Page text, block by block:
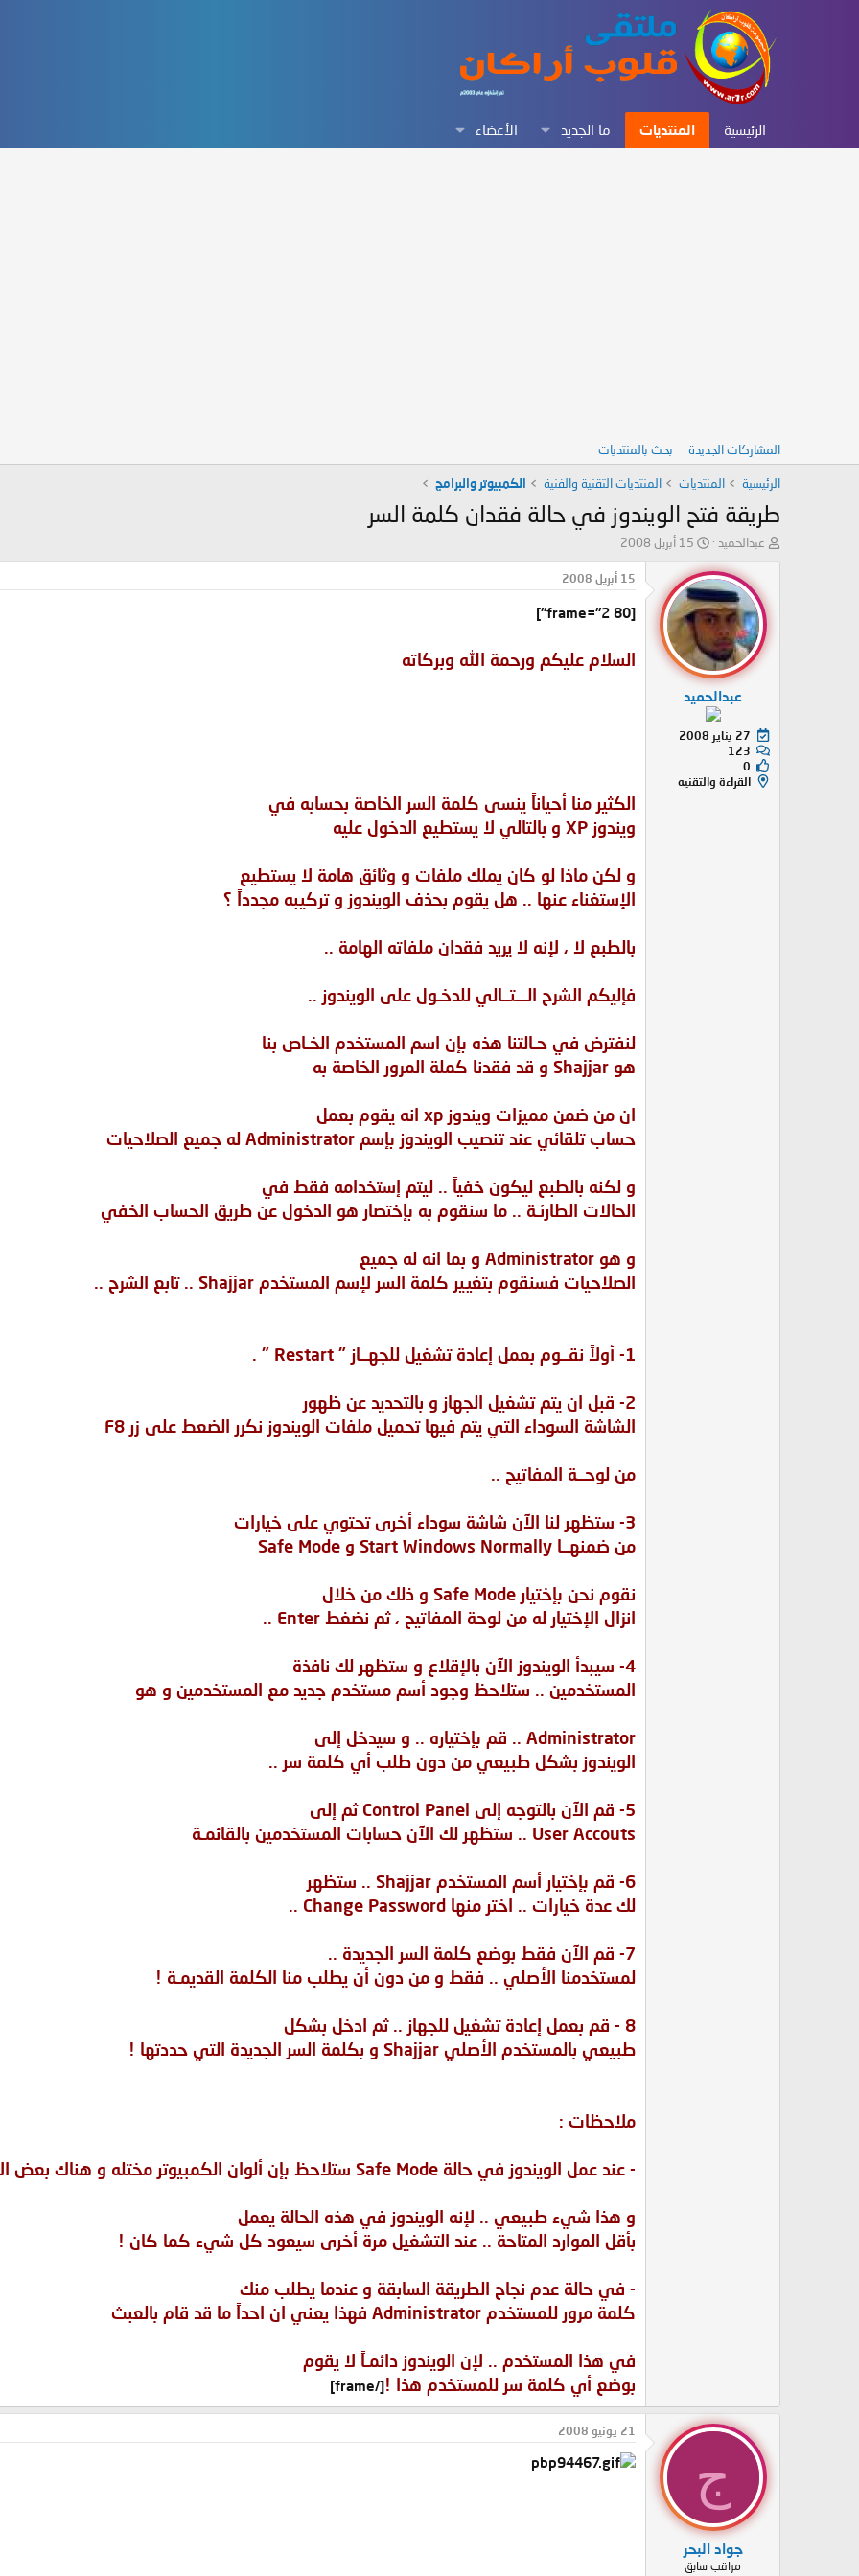
الرئيسية المنتديات ما الجديد الأعضاء
المشاركات الجديدة بحث بالمنتديات
الرئيسية المنتديات المنتديات التقنية والفنية الكمبيوتر والبرامج
طريقة فتح الويندوز في حالة فقدان كلمة السر
ب
ئ
ا
ل
م
و
عبدالحميد
ت
ر
ي
خ
ا
ل
ب
د
ء
15 أبريل 2008
عبدالحميد
27 يناير 2008
123
0
القراءة والتقنيه
15 أبريل 2008
[frame="2 80"]
السلام عليكم ورحمة الله وبركاته
الكثير منا أحياناً ينسى كلمة السر الخاصة بحسابه في
ويندوز XP و بالتالي لا يستطيع الدخول عليه
و لكن ماذا لو كان يملك ملفات و وثائق هامة لا يستطيع
الإستغناء عنها .. هل يقوم بحذف الويندوز و تركيبه مجدداً ؟
بالطبع لا ، لإنه لا يريد فقدان ملفاته الهامة ..
فإليكم الشرح الـــتــالي للدخـول على الويندوز ..
لنفترض في حـالتنا هذه بإن اسم المستخدم الخـاص بنا
هو Shajjar و قد فقدنا كملة المرور الخاصة به
ان من ضمن مميزات ويندوز xp انه يقوم بعمل
حساب تلقائي عند تنصيب الويندوز بإسم Administrator له جميع الصلاحيات
و لكنه بالطبع ليكون خفياً .. ليتم إستخدامه فقط في
الحالات الطارئـة .. ما سنقوم به بإختصار هو الدخول عن طريق الحساب الخفي
و هو Administrator و بما انه له جميع
الصلاحيات فسنقوم بتغيير كلمة السر لإسم المستخدم Shajjar .. تابع الشرح ..
1- أولاً نقــوم بعمل إعادة تشغيل للجهــاز " Restart " .
2- قبل ان يتم تشغيل الجهاز و بالتحديد عن ظهور
الشاشة السوداء التي يتم فيها تحميل ملفات الويندوز نكرر الضعط على زر F8
من لوحــة المفاتيح ..
3- ستظهر لنا الآن شاشة سوداء أخرى تحتوي على خيارات
من ضمنهــا Start Windows Normally و Safe Mode
نقوم نحن بإختيار Safe Mode و ذلك من خلال
انزال الإختيار له من لوحة المفاتيح ، ثم نضغط Enter ..
4- سيبدأ الويندوز الآن بالإقلاع و ستظهر لك نافذة
المستخدمين .. ستلاحظ وجود أسم مستخدم جديد مع المستخدمين و هو
Administrator .. قم بإختياره .. و سيدخل إلى
الويندوز بشكل طبيعي من دون طلب أي كلمة سر ..
5- قم الآن بالتوجه إلى Control Panel ثم إلى
User Accouts .. ستظهر لك الآن حسابات المستخدمين بالقائمـة
6- قم بإختيار أسم المستخدم Shajjar .. ستظهر
لك عدة خيارات .. اختر منها Change Password ..
7- قم الآن فقط بوضع كلمة السر الجديدة ..
لمستخدمنا الأصلي .. فقط و من دون أن يطلب منا الكلمة القديمـة !
8 - قم بعمل إعادة تشغيل للجهاز .. ثم ادخل بشكل
طبيعي بالمستخدم الأصلي Shajjar و بكلمة السر الجديدة التي حددتها !
ملاحظات :
- عند عمل الويندوز في حالة Safe Mode ستلاحظ بإن ألوان الكمبيوتر مختله و هناك بعض الاشياء الغير عادية في الويندوز
و هذا شيء طبيعي .. لإنه الويندوز في هذه الحالة يعمل
بأقل الموارد المتاحة .. عند التشغيل مرة أخرى سيعود كل شيء كما كان !
- في حالة عدم نجاح الطريقة السابقة و عندما يطلب منك
كلمة مرور للمستخدم Administrator فهذا يعني ان احداً ما قد قام بالعبث
في هذا المستخدم .. لإن الويندوز دائمـاً لا يقوم
بوضع أي كلمة سر للمستخدم هذا ![/frame]
ج
جواد البحر
مراقب سابق
21 يونيو 2008